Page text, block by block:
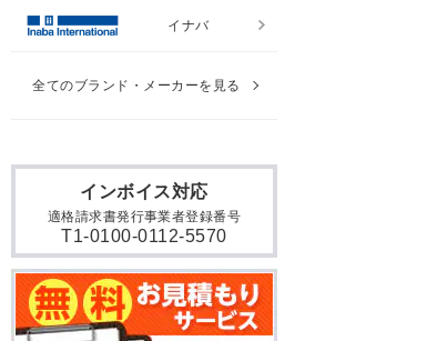
インボイス対応
適格請求書発行事業者登録番号
T1-0100-0112-5570
イナバ
全てのブランド・メーカーを見る